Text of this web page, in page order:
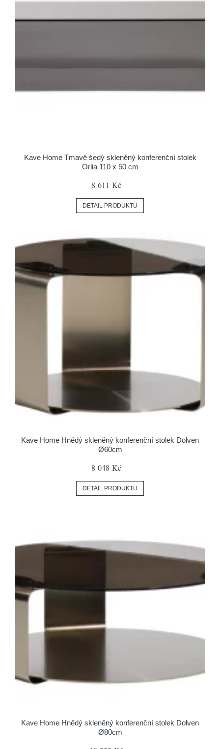
Kave Home Tmavě šedý skleněný konferenční stolek
Orlia 110 x 50 cm
8 611 Kč
DETAIL PRODUKTU
Kave Home Hnědý skleněný konferenční stolek Dolven
Ø60cm
8 048 Kč
DETAIL PRODUKTU
Kave Home Hnědý skleněný konferenční stolek Dolven
Ø80cm